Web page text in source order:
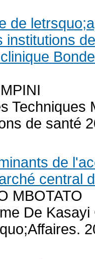
de
institutions
de santé
de
central
MBOTATO
De